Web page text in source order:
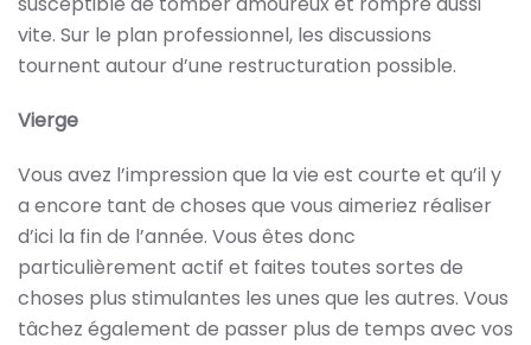
vite. Sur le plan professionnel, les discussions
tournent autour d’une restructuration possible.
Vierge
Vous avez l’impression que la vie est courte et qu’il y
a encore tant de choses que vous aimeriez réaliser
d’ici la fin de l’année. Vous êtes donc
particulièrement actif et faites toutes sortes de
choses plus stimulantes les unes que les autres. Vous
tâchez également de passer plus de temps avec vos